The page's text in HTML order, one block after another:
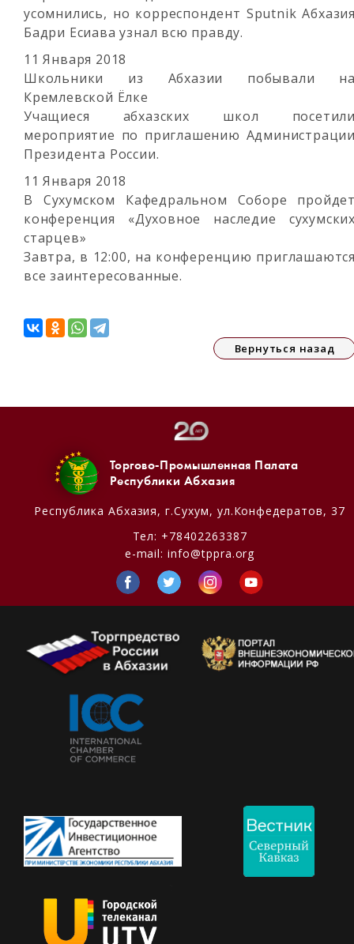
усомнились, но корреспондент Sputnik
Бадри Есиава узнал всю правду.
11 Января 2018
Школьники из Абхазии побывали
Кремлевской Ёлке
Учащиеся абхазских школ
мероприятие по приглашению
Президента России.
11 Января 2018
В Сухумском Кафедральном Соборе
конференция «Духовное наследие
старцев»
Завтра, в 12:00, на конференцию
все заинтересованные.
Вернуться назад
Торгово-Промышленная Палата
Республики Абхазия
Республика Абхазия, г.Сухум, ул.Конфедератов, 37
Тел: +78402263387
e-mail:info@tppra.org